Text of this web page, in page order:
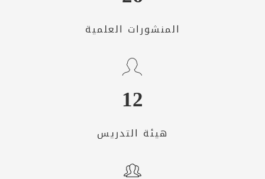
المنشورات العلمية
12
هيئة التدريس